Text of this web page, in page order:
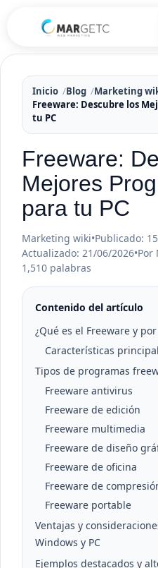
Inicio Blog
Marketing
Freeware: Descubre los
tu PC
Freeware:
Mejores
para tu PC
Marketing wiki•Publicado:
Actualizado: 21/06/2026•Por
1,510 palabras
Contenido del artículo
¿Qué es el Freeware y
Características
Tipos de programas
Freeware antivirus
Freeware de edición
Freeware multimedia
Freeware de diseño
Freeware de oficina
Freeware de
Freeware portable
Ventajas y
Windows y PC
Ejemplos destacados y